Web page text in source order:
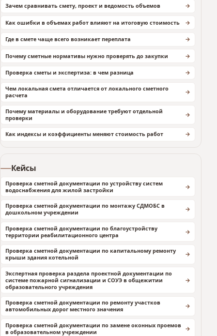
Зачем сравнивать смету, проект и ведомость объемов
Как ошибки в объемах работ влияют на итоговую стоимость
Где в смете чаще всего возникает переплата
Почему сметные нормативы нужно проверять до закупки
Проверка сметы и экспертиза: в чем разница
Чем локальная смета отличается от локального сметного
расчета
Почему материалы и оборудование требуют отдельной
проверки
Как индексы и коэффициенты меняют стоимость работ
Кейсы
Проверка сметной документации по устройству систем
водоснабжения для жилой застройки
Проверка сметной документации по монтажу СДМОБС в
дошкольном учреждении
Проверка сметной документации по благоустройству
территории реабилитационного центра
Проверка сметной документации по капитальному ремонту
крыши здания котельной
Экспертная проверка раздела проектной документации по
системе пожарной сигнализации и СОУЭ в общежитии
образовательного учреждения
Проверка сметной документации по ремонту участков
автомобильных дорог местного значения
Проверка сметной документации по замене оконных проемов
в образовательном учреждении